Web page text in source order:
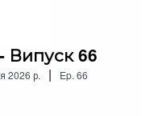
Випуск 66
2026 р. | Ep. 66